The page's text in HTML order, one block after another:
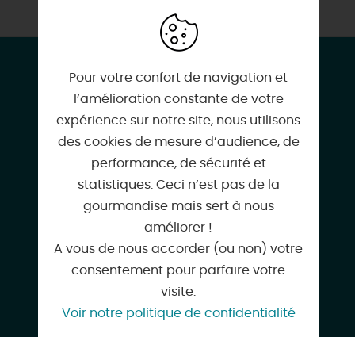
Valérie Barrault, artiste sculpteur
45370 MAREAU-AUX-PRES
07 85 57 06 18
visagesdelaterre@gmail.com
Pour votre confort de navigation et
l’amélioration constante de votre
expérience sur notre site, nous utilisons
des cookies de mesure d’audience, de
performance, de sécurité et
statistiques. Ceci n’est pas de la
gourmandise mais sert à nous
améliorer !
A vous de nous accorder (ou non) votre
consentement pour parfaire votre
visite.
Voir notre politique de confidentialité